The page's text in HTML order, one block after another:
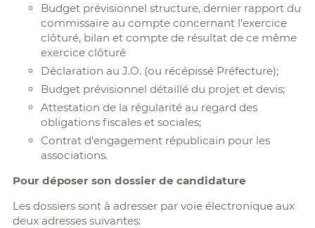
Budget prévisionnel structure, dernier rapport du
commissaire au compte concernant l'exercice
clôturé, bilan et compte de résultat de ce même
exercice clôturé
Déclaration au J.O. (ou récépissé Préfecture);
Budget prévisionnel détaillé du projet et devis;
Attestation de la régularité au regard des
obligations fiscales et sociales;
Contrat d'engagement républicain pour les
associations.
Pour déposer son dossier de candidature
Les dossiers sont à adresser par voie électronique aux
deux adresses suivantes: